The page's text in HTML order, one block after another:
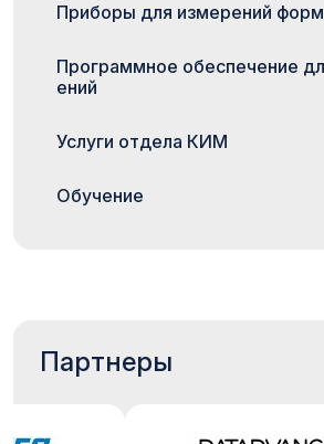
Приборы для измерений
Программное обеспечение
ений
Услуги отдела КИМ
Обучение
Партнеры